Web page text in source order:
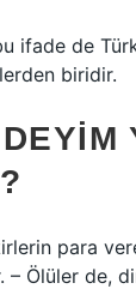
ifade de
biridir.
para
– Ölüler de,